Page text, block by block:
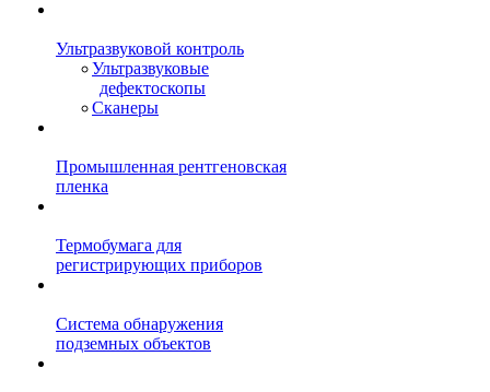
Ультразвуковой контроль
Ультразвуковые
дефектоскопы
Сканеры
Промышленная рентгеновская
пленка
Термобумага для
регистрирующих приборов
Система обнаружения
подземных объектов